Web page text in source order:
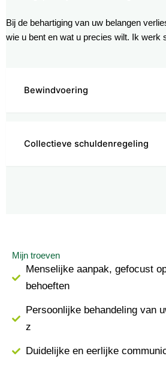
Bewindvoering
Collectieve schuldenregeling
Bij de behartiging van uw belangen
wie u bent en wat u precies wilt. Ik werk
Mijn troeven
Menselijke aanpak, gefocust
behoeften
Persoonlijke behandeling van
z
Duidelijke en eerlijke